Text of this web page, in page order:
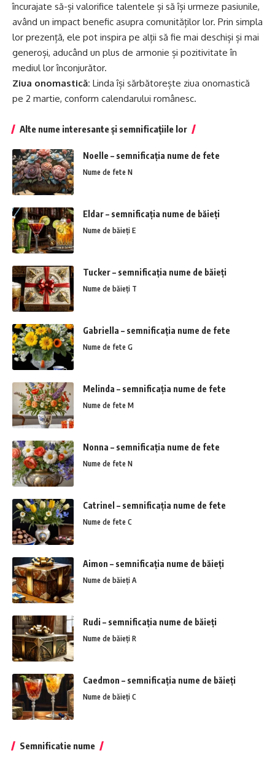
încurajate să-și valorifice talentele și să își urmeze pasiunile,
având un impact benefic asupra comunităților lor. Prin simpla
lor prezență, ele pot inspira pe alții să fie mai deschiși și mai
generoși, aducând un plus de armonie și pozitivitate în
mediul lor înconjurător.
Ziua onomastică: Linda își sărbătorește ziua onomastică
pe 2 martie, conform calendarului românesc.
Alte nume interesante și semnificațiile lor
Noelle – semnificația nume de fete
Nume de fete N
Eldar – semnificația nume de băieți
Nume de băieți E
Tucker – semnificația nume de băieți
Nume de băieți T
Gabriella – semnificația nume de fete
Nume de fete G
Melinda – semnificația nume de fete
Nume de fete M
Nonna – semnificația nume de fete
Nume de fete N
Catrinel – semnificația nume de fete
Nume de fete C
Aimon – semnificația nume de băieți
Nume de băieți A
Rudi – semnificația nume de băieți
Nume de băieți R
Caedmon – semnificația nume de băieți
Nume de băieți C
Semnificatie nume